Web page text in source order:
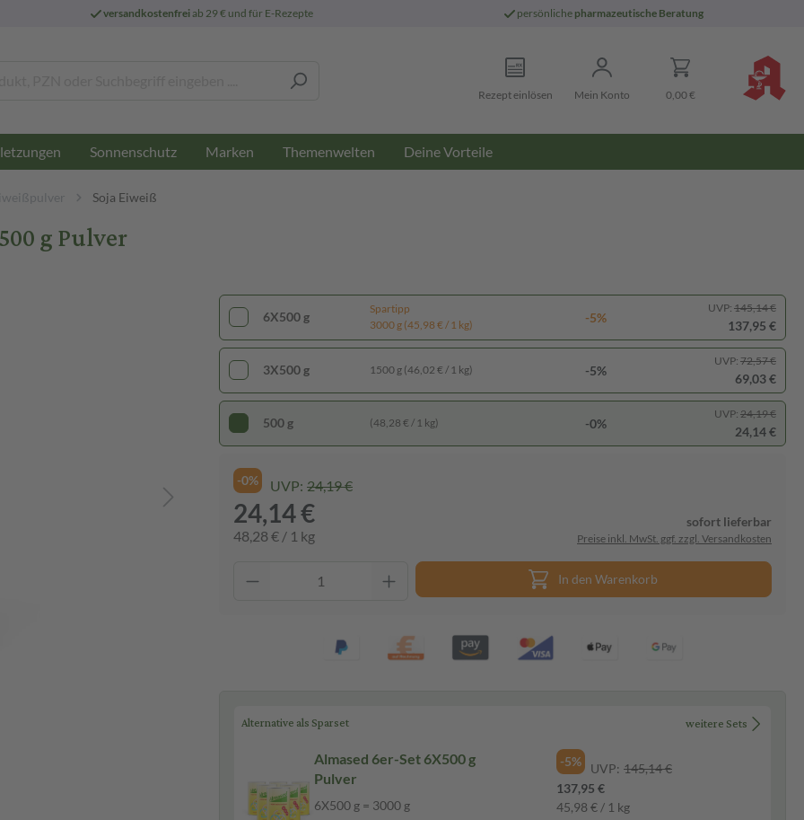
versandkostenfreiab 29 € und für E-Rezepte persönliche pharmazeutische Beratung
Rezept einlösen Mein Konto 0,00 €
Sonnenschutz Marken Themenwelten Deine Vorteile
Soja Eiweiß
g Pulver
6X500 g
Spartipp
3000 g (45,98 € / 1 kg)
-5%
UVP: 145,14 €
137,95 €
3X500 g 1500 g (46,02 € / 1 kg) -5%
UVP: 72,57 €
69,03 €
500 g (48,28 € / 1 kg) -0%
UVP: 24,19 €
24,14 €
-0% UVP: 24,19 €
24,14 €
48,28 € / 1 kg
sofort lieferbar
Preise inkl. MwSt. ggf. zzgl. Versandkosten
In den Warenkorb
Alternative als Sparset weitere Sets
Almased 6er-Set 6X500 g
Pulver
6X500 g = 3000 g
-5% UVP: 145,14 €
137,95 €
45,98 € / 1 kg